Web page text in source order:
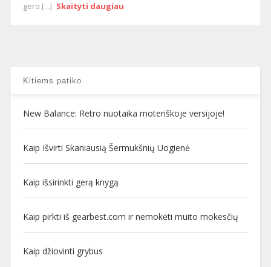
gero [...] Skaityti daugiau
Kitiems patiko
New Balance: Retro nuotaika moteriškoje versijoje!
Kaip Išvirti Skaniausią Šermukšnių Uogienė
Kaip išsirinkti gerą knygą
Kaip pirkti iš gearbest.com ir nemokėti muito mokesčių
Kaip džiovinti grybus